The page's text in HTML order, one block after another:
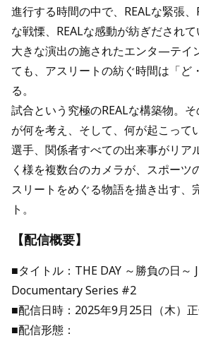
進行する時間の中で、REALな緊張、
な戦慄、REALな感動が紡ぎだされて
大きな演出の施されたエンタ—テイ
ても、アスリートの紡ぐ時間は「ど
る。
試合という究極のREALな構築物。
が何を考え、そして、何が起こって
選手、関係者すべての出来事がリア
く様を複数台のカメラが、スポーツ
スリートをめぐる物語を描き出す、
ト。
【配信概要】
■タイトル：THE DAY ～勝負の日～
Documentary Series #2
■配信日時：2025年9月25日（木）
■配信形態：